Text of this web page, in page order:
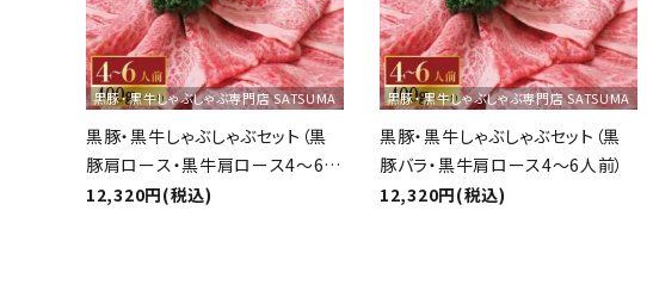
黒豚・黒牛しゃぶしゃぶ専門店 SATSUMA
黒豚・黒牛しゃぶしゃぶセット（黒
豚肩ロース・黒牛肩ロース4～6人
前）
12,320円(税込)
黒豚・黒牛しゃぶしゃぶ専門店 SATSUMA
黒豚・黒牛しゃぶしゃぶセット（黒
豚バラ・黒牛肩ロース4～6人前）
12,320円(税込)